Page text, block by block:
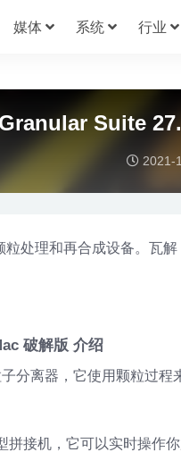
媒体 系统 行业
Suite
2021-
处理和再合成设备。瓦
破解版 介绍
分离器，它使用颗粒过
拼接机，它可以实时操作